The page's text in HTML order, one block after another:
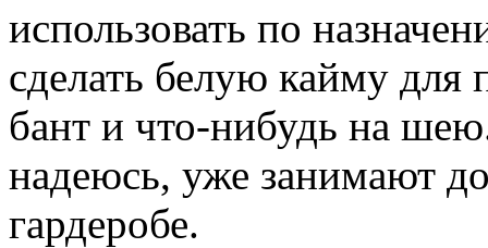
использовать по
сделать белую кайму для
бант и что-нибудь на
надеюсь, уже занимают
гардеробе.